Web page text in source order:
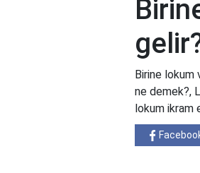
Birine lokum
ne demek?,
lokum